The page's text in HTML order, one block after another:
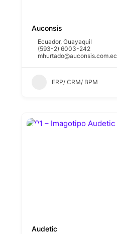
Auconsis
Ecuador,Guayaquil
(593-2) 6003-242
mhurtado@auconsis.com.ec
ERP/ CRM/ BPM
Audetic